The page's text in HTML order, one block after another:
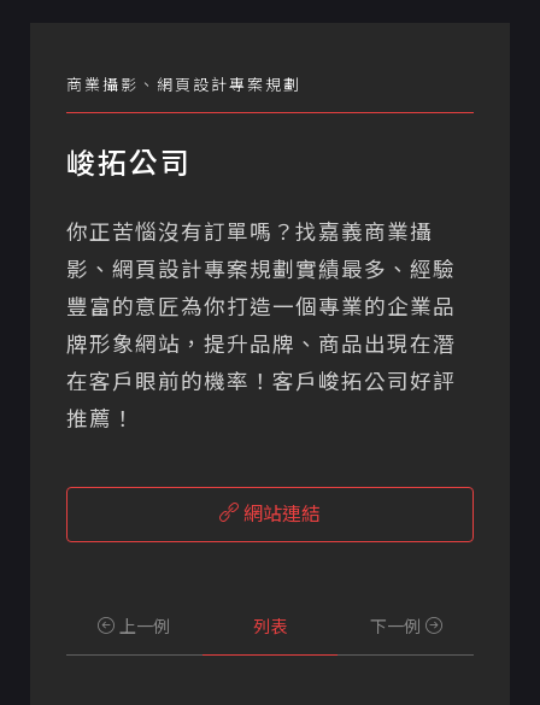
商業攝影、網頁設計專案規劃
峻拓公司
你正苦惱沒有訂單嗎？找嘉義商業攝
影、網頁設計專案規劃實績最多、經驗
豐富的意匠為你打造一個專業的企業品
牌形象網站，提升品牌、商品出現在潛
在客戶眼前的機率！客戶峻拓公司好評
推薦！
網站連結
上一例 列表 下一例